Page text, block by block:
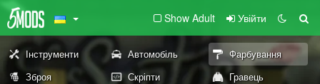
Show Adult Увійти
Інструменти Автомобіль
Фарбування
Зброя
Скріпти
Гравець